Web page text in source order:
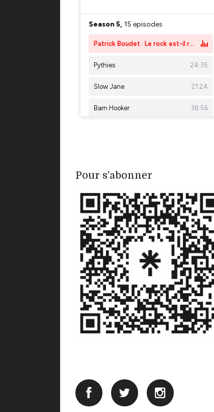
Pour s'abonner